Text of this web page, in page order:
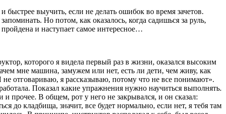
выучить, если не делать ошибок во время зачетов.
Но потом, как оказалось, когда садишься за руль,
и наступает самое интересное…
которого я видела первый раз в жизни, оказался высоким
мне машина, замужем или нет, есть ли дети, чем живу, как
не отговариваю, я рассказываю, потому что не все понимают».
Показал какие упражнения нужно научиться выполнять.
прочее. В общем, рот у него не закрывался, и он сказал:
до кладбища, значит, все будет нормально, если нет, я тебя там